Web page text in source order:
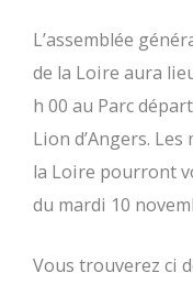
L’assemblée
de la Loire aura
h 00 au Parc
Lion d’Angers. Les
la Loire pourront
du mardi 10
Vous trouverez ci